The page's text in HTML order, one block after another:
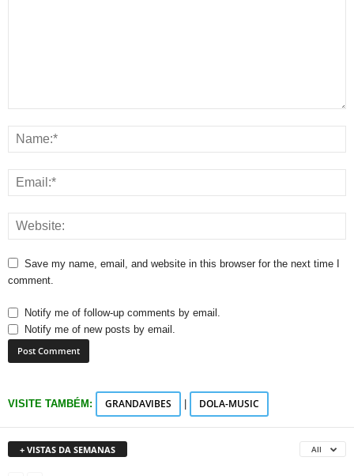
Save my name, email, and website in this browser for the next time I
comment.
Notify me of follow-up comments by email.
Notify me of new posts by email.
VISITE TAMBÉM: GRANDAVIBES DOLA-MUSIC
+ VISTAS DA SEMANAS All